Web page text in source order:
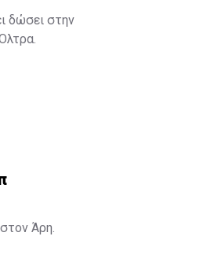
δώσει στην
Άρη.